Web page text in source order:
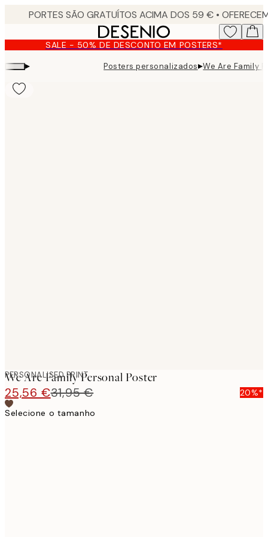
content. SALE - 50% DE DESCONTO EM POSTERS*
▸ Posters personalizados▸We Are Family
PERSONALISED PRINT
We Are Family Personal Poster
25,56 €31,95 €
20%*
Selecione o tamanho